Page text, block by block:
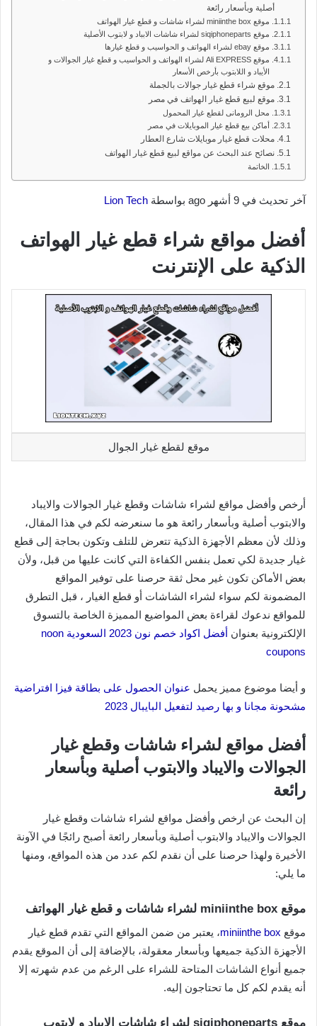
أصلية وبأسعار رائعة
موقع miniinthe box لشراء شاشات و قطع غيار الهواتف
موقع siqiphoneparts لشراء شاشات الابباد و لابتوب الأصلية
موقع ebay لشراء الهواتف و الحواسيب و قطع غيارها
موقع Ali EXPRESS لشراء الهواتف و الحواسيب و قطع غيار الجوالات و
الأيباد و اللابتوب بأرخص الأسعار
موقع شراء قطع غيار جوالات بالجملة
موقع لبيع قطع غيار الهواتف في مصر
محل الرومانى لقطع غيار المحمول
أماكن بيع قطع غيار الموبايلات في مصر
محلات قطع غيار موبايلات شارع العطار
نصائح عند البحث عن مواقع لبيع قطع غيار الهواتف
الخاتمة
آخر تحديث في 9 أشهر ago بواسطة Lion Tech
أفضل مواقع شراء قطع غيار الهواتف
الذكية على الإنترنت
موقع لقطع غيار الجوال
أرخص وأفضل مواقع لشراء شاشات وقطع غيار الجوالات والايباد
والابتوب أصلية وبأسعار رائعة هو ما سنعرضه لكم في هذا المقال،
وذلك لأن معظم الأجهزة الذكية تتعرض للتلف وتكون بحاجة إلى قطع
غيار جديدة لكي تعمل بنفس الكفاءة التي كانت عليها من قبل، ولأن
بعض الأماكن تكون غير محل ثقة حرصنا على توفير المواقع
المضمونة لكم سواء لشراء الشاشات أو قطع الغيار ، قبل التطرق
للمواقع ندعوك لقراءة بعض المواضيع المميزة الخاصة بالتسوق
الإلكترونية بعنوان
أفضل اكواد خصم نون 2023 السعودية noon
coupons
و أيضا موضوع مميز يحمل عنوان الحصول على بطاقة فيزا افتراضية
مشحونة مجانا و بها رصيد لتفعيل البايبال 2023
أفضل مواقع لشراء شاشات وقطع غيار
الجوالات والايباد والابتوب أصلية وبأسعار
رائعة
إن البحث عن ارخص وأفضل مواقع لشراء شاشات وقطع غيار
الجوالات والايباد والابتوب أصلية وبأسعار رائعة أصبح رائجًا في الآونة
الأخيرة ولهذا حرصنا على أن نقدم لكم عدد من هذه المواقع، ومنها
ما يلي:
موقع miniinthe box لشراء شاشات و قطع غيار الهواتف
موقع miniinthe box، يعتبر من ضمن المواقع التي تقدم قطع غيار
الأجهزة الذكية جميعها وبأسعار معقولة، بالإضافة إلى أن الموقع يقدم
جميع أنواع الشاشات المتاحة للشراء على الرغم من عدم شهرته إلا
أنه يقدم لكم كل ما تحتاجون إليه.
موقع siqiphoneparts لشراء شاشات الابباد و لابتوب